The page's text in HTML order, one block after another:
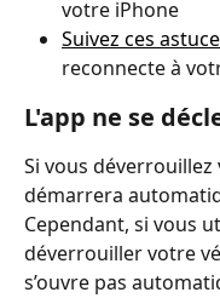
votre iPhone
Suivez ces
reconnecte à
L'app ne se
Si vous déverrouillez
démarrera
Cependant, si vous
déverrouiller votre
s’ouvre pas